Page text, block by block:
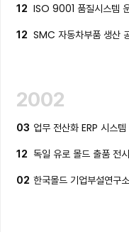
12 ISO 9001 품질시스템
12 SMC 자동차부품 생산
2002
03 업무 전산화 ERP 시스
12 독일 유로 몰드 출품 전
02 한국몰드 기업부설연구